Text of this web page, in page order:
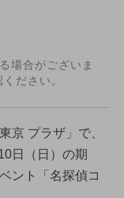
場合がございま
ださい。
京 プラザ」で、
日（日）の期
ント「名探偵コ